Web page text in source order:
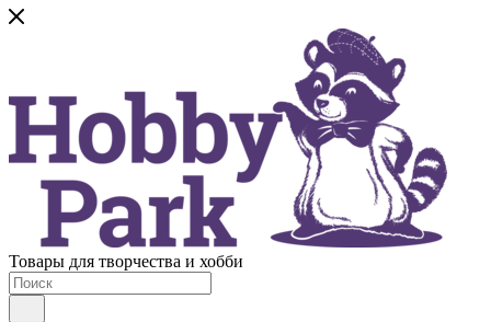
Товары для творчества и хобби